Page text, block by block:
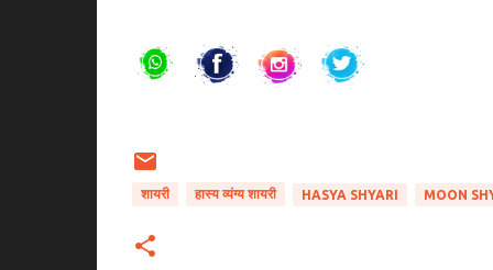
शायरी हास्य व्यंग्य शायरी HASYA SHYARI MOON